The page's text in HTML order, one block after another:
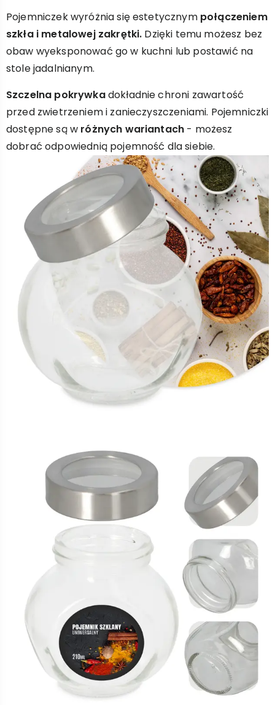
Pojemniczek wyróżnia się estetycznym połączeniem
szkła i metalowej zakrętki. Dzięki temu możesz bez
obaw wyeksponować go w kuchni lub postawić na
stole jadalnianym.
Szczelna pokrywkadokładnie chroni zawartość
przed zwietrzeniem i zanieczyszczeniami. Pojemniczki
dostępne są w różnych wariantach - możesz
dobrać odpowiednią pojemność dla siebie.